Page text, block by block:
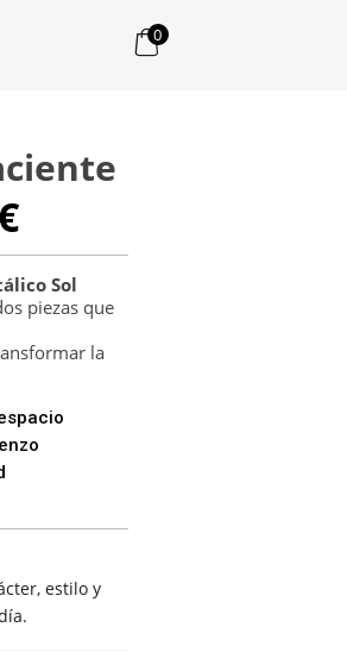
0
Rango
de
precios:
desde
105,00€
hasta
Sol
piezas que
la
estilo y